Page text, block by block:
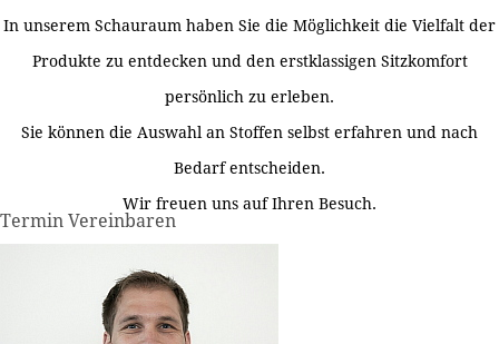
In unserem Schauraum haben Sie die Möglichkeit die Vielfalt der
Produkte zu entdecken und den erstklassigen Sitzkomfort
persönlich zu erleben.
Sie können die Auswahl an Stoffen selbst erfahren und nach
Bedarf entscheiden.
Wir freuen uns auf Ihren Besuch.
Termin Vereinbaren